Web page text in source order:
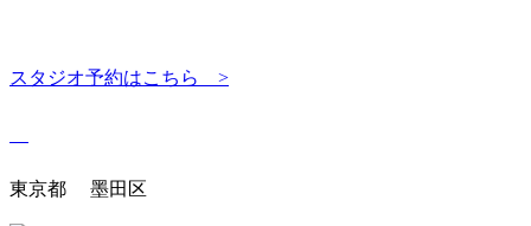
スタジオ予約はこちら >
東京都 墨田区